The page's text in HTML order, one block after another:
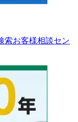
索お客様相談セン